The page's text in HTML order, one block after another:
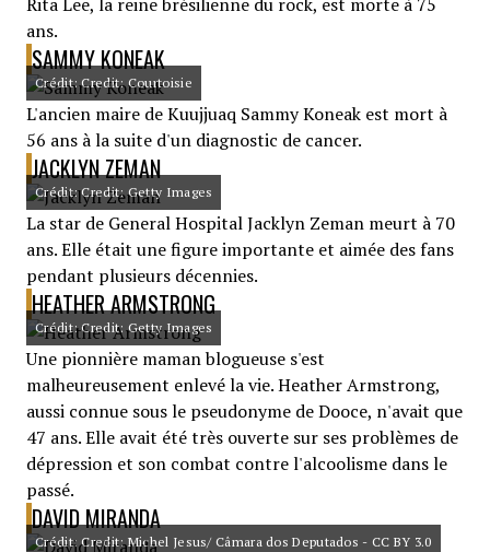
ans.
SAMMY KONEAK
Crédit: Credit: Courtoisie
L'ancien maire de Kuujjuaq Sammy Koneak est mort à
56 ans à la suite d'un diagnostic de cancer.
JACKLYN ZEMAN
Crédit: Credit: Getty Images
La star de General Hospital Jacklyn Zeman meurt à 70
ans. Elle était une figure importante et aimée des fans
pendant plusieurs décennies.
HEATHER ARMSTRONG
Crédit: Credit: Getty Images
Une pionnière maman blogueuse s'est
malheureusement enlevé la vie. Heather Armstrong,
aussi connue sous le pseudonyme de Dooce, n'avait que
47 ans. Elle avait été très ouverte sur ses problèmes de
dépression et son combat contre l'alcoolisme dans le
passé.
DAVID MIRANDA
Crédit: Credit: Michel Jesus/ Câmara dos Deputados - CC BY 3.0